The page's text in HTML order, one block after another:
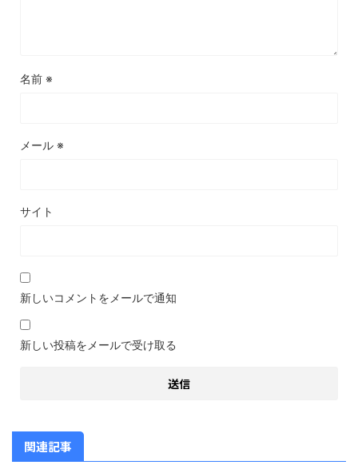
名前 ※
メール ※
サイト
新しいコメントをメールで通知
新しい投稿をメールで受け取る
関連記事